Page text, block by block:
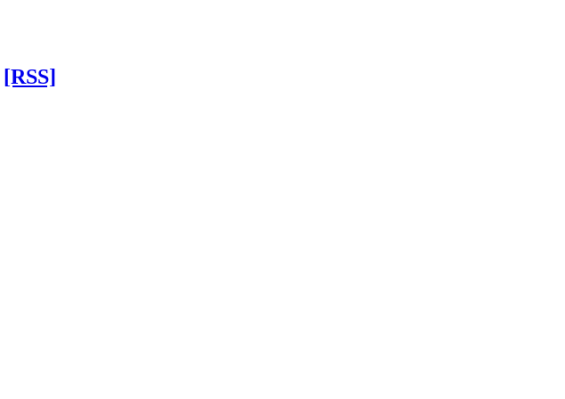
[RSS]